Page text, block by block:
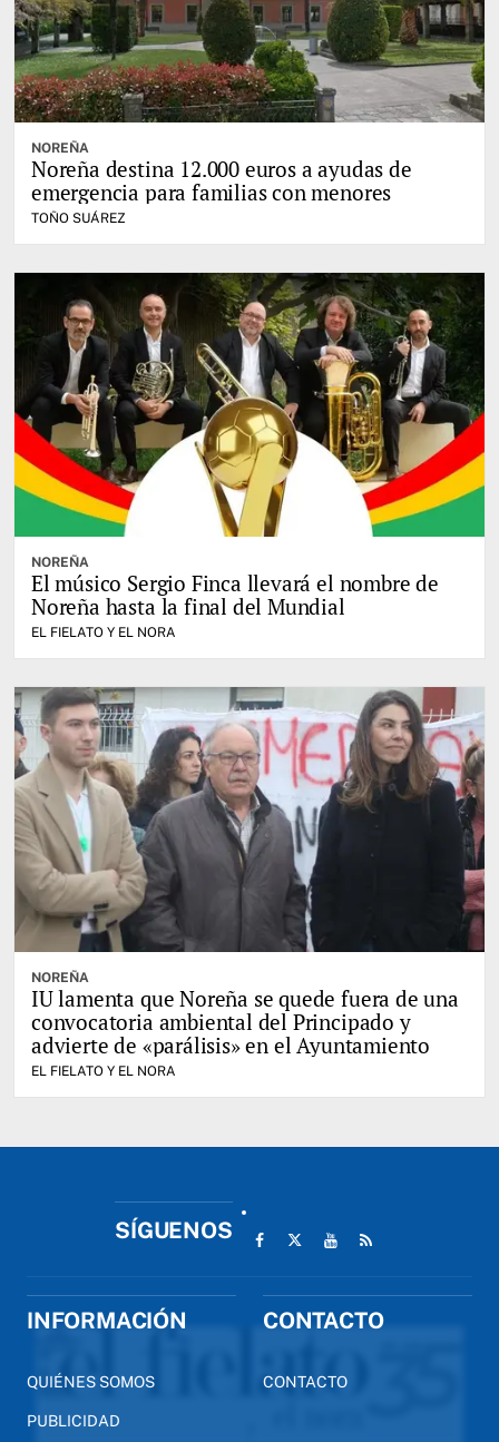
NOREÑA
Noreña destina 12.000 euros a ayudas de
emergencia para familias con menores
TOÑO SUÁREZ
NOREÑA
El músico Sergio Finca llevará el nombre de
Noreña hasta la final del Mundial
EL FIELATO Y EL NORA
NOREÑA
IU lamenta que Noreña se quede fuera de una
convocatoria ambiental del Principado y
advierte de «parálisis» en el Ayuntamiento
EL FIELATO Y EL NORA
SÍGUENOS
INFORMACIÓN
QUIÉNES SOMOS
PUBLICIDAD
CONTACTO
CONTACTO